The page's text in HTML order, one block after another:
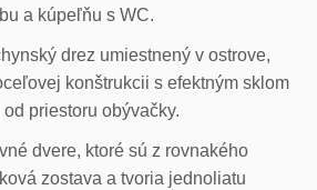
a kúpeľňu s WC.
drez umiestnený v ostrove,
konštrukcii s efektným sklom
priestoru obývačky.
dvere, ktoré sú z rovnakého
zostava a tvoria jednoliatu